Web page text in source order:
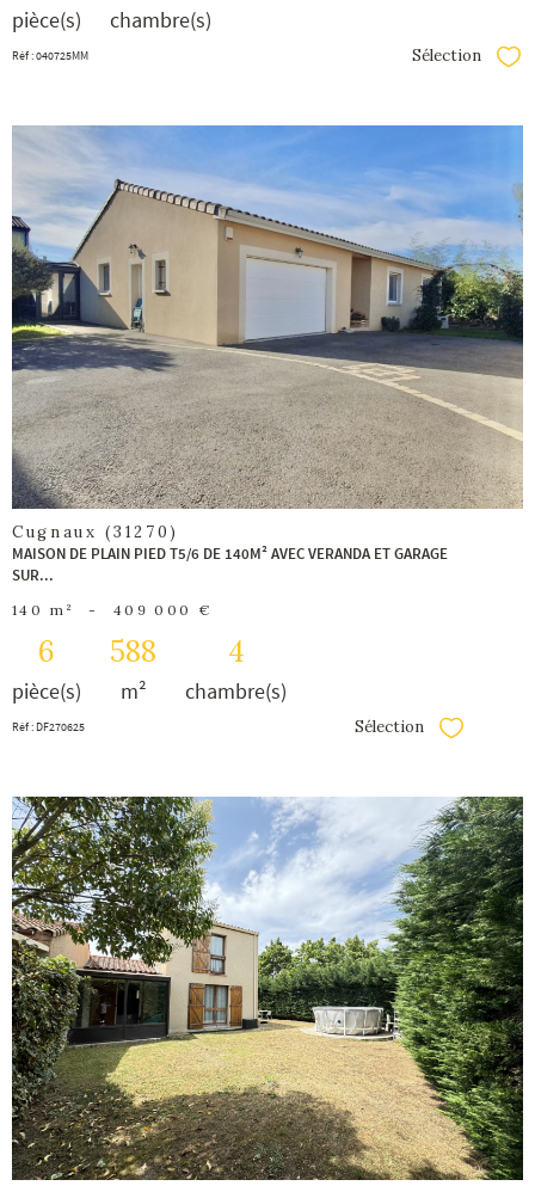
pièce(s) chambre(s)
Réf : 040725MM Sélection
voir le
bien
Cugnaux (31270)
MAISON DE PLAIN PIED T5/6 DE 140M² AVEC VERANDA ET GARAGE
SUR...
140 m² - 409 000 €
6
pièce(s)
588
m²
4
chambre(s)
Réf : DF270625 Sélection Sélectionner
voir le
bien